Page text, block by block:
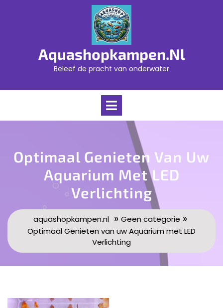
Aquashopkampen.nl
Beleef de pracht van onderwater
Open
Optimaal Genieten Van Uw
Aquarium Met LED
Verlichting
aquashopkampen.nl » Geen categorie »
Optimaal Genieten van uw Aquarium met LED
Verlichting